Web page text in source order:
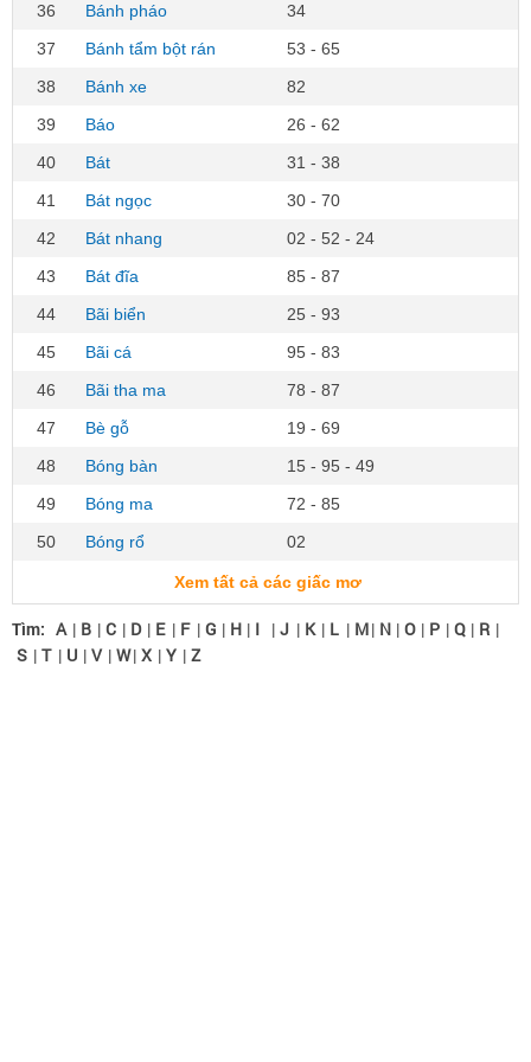
36
Bánh pháo
34
37
Bánh tẩm bột rán
53 - 65
38
Bánh xe
82
39
Báo
26 - 62
40
Bát
31 - 38
41
Bát ngọc
30 - 70
42
Bát nhang
02 - 52 - 24
43
Bát đĩa
85 - 87
44
Bãi biển
25 - 93
45
Bãi cá
95 - 83
46
Bãi tha ma
78 - 87
47
Bè gỗ
19 - 69
48
Bóng bàn
15 - 95 - 49
49
Bóng ma
72 - 85
50
Bóng rổ 02
Xem tất cả các giấc mơ
Tìm: A | B | C | D | E | F | G | H | I | J | K | L | M| N | O | P | Q | R |
S | T | U | V | W| X | Y | Z